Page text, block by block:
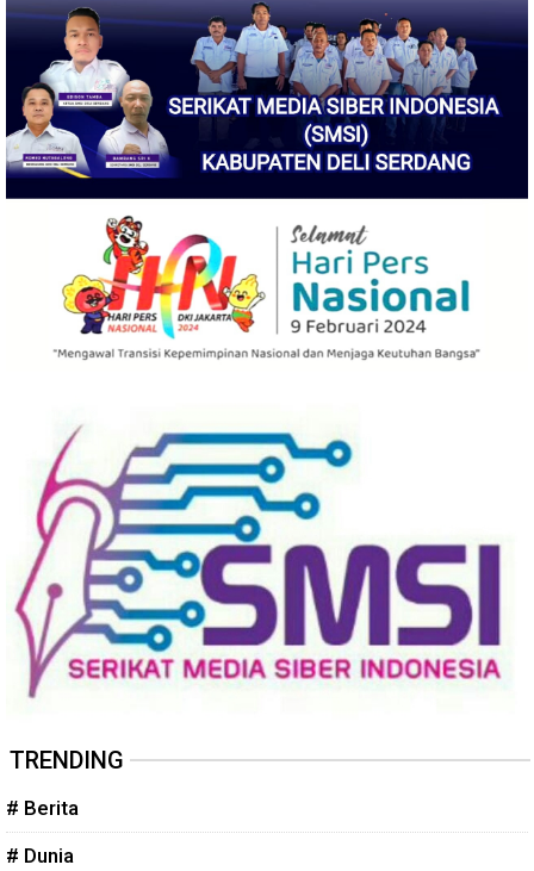
TRENDING
# Berita
# Dunia